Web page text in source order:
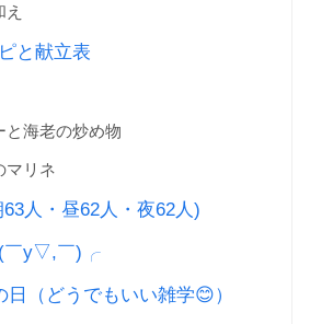
と献立表
と海老の炒め物
マリネ
人・昼62人・夜62人)
(￣y▽,￣)╭
日（どうでもいい雑学😊）